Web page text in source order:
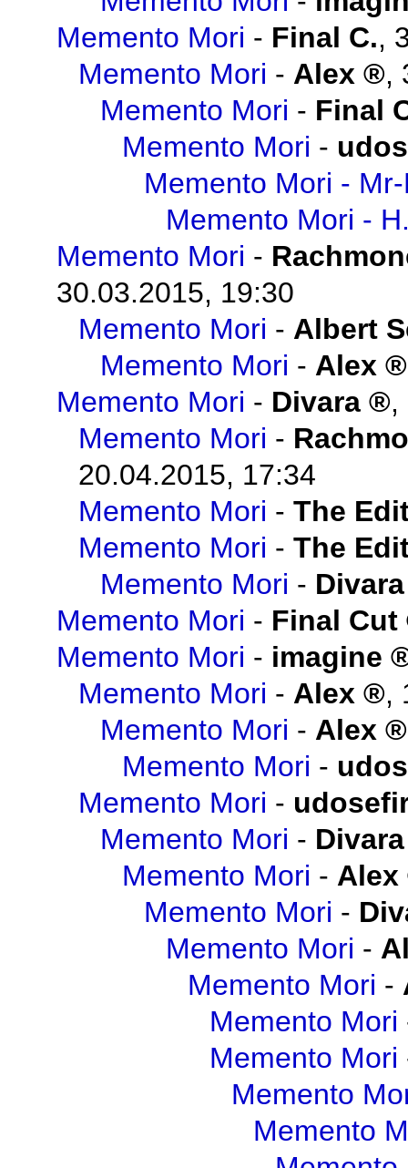
Memento Mori - Final C.,
Memento Mori - Alex ,
Memento Mori - Final
Memento Mori -
Memento Mori -
Memento Mori -
Memento Mori -
30.03.2015, 19:30
Memento Mori - Albert
Memento Mori - Alex
Memento Mori - Divara ,
Memento Mori -
20.04.2015, 17:34
Memento Mori - The
Memento Mori - The
Memento Mori - Divara
Memento Mori - Final Cut
Memento Mori - imagine
Memento Mori - Alex ,
Memento Mori - Alex
Memento Mori -
Memento Mori -
Memento Mori - Divara
Memento Mori - Alex
Memento Mori -
Memento Mori -
Memento Mori -
Memento Mori
Memento Mori
Memento
Memento